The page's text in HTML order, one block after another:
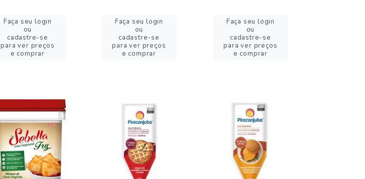
Faça seu login
ou
cadastre-se
para ver preços
e comprar
Faça seu login
ou
cadastre-se
para ver preços
e comprar
Faça seu login
ou
cadastre-se
para ver preços
e comprar